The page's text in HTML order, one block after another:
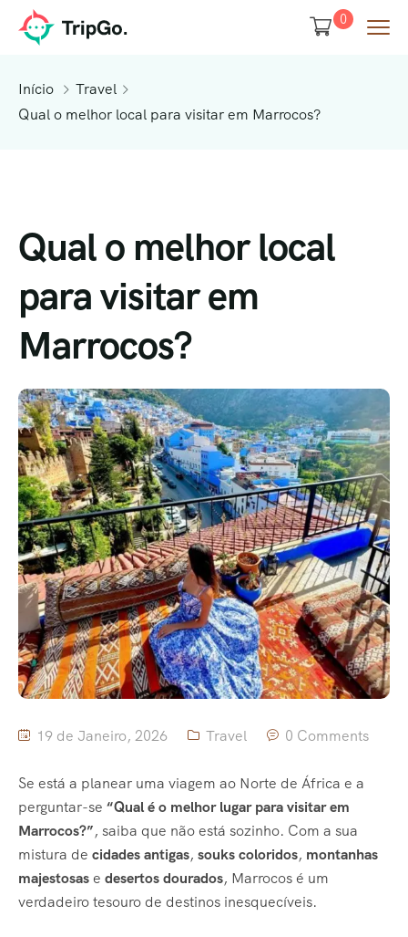
0
Início
Travel
Qual o melhor local para visitar em Marrocos?
Qual o melhor local
para visitar em
Marrocos?
19 de Janeiro, 2026 Travel 0 Comments
Se está a planear uma viagem ao Norte de África e a
perguntar-se “Qual é o melhor lugar para visitar em
Marrocos?”, saiba que não está sozinho. Com a sua
mistura de cidades antigas, souks coloridos, montanhas
majestosase desertos dourados, Marrocos é um
verdadeiro tesouro de destinos inesquecíveis.